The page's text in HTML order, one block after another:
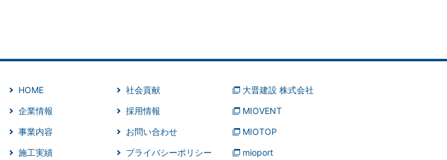
HOME
企業情報
事業内容
施工実績
社会貢献
採用情報
お問い合わせ
プライバシーポリシー
大晋建設 株式会社
MIOVENT
MIOTOP
mioport